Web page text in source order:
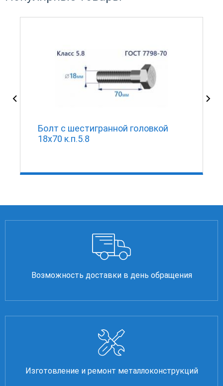
Болт с шестигранной головкой
18х70 к.п.5.8
Возможность доставки в день обращения
Изготовление и ремонт металлоконструкций